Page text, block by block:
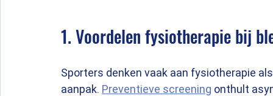
1. Voordelen fysiotherapie bij
Sporters denken vaak aan fysiotherapie
aanpak. Preventieve screening onthult